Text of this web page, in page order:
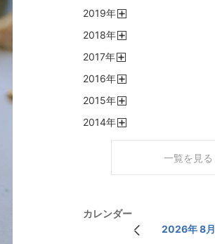
2019年
2018年
2017年
2016年
2015年
2014年
一覧を見る
カレンダー
2026年 8月